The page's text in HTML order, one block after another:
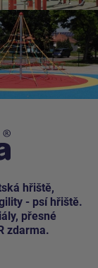
hřiště,
- psí hřiště.
přesné
zdarma.